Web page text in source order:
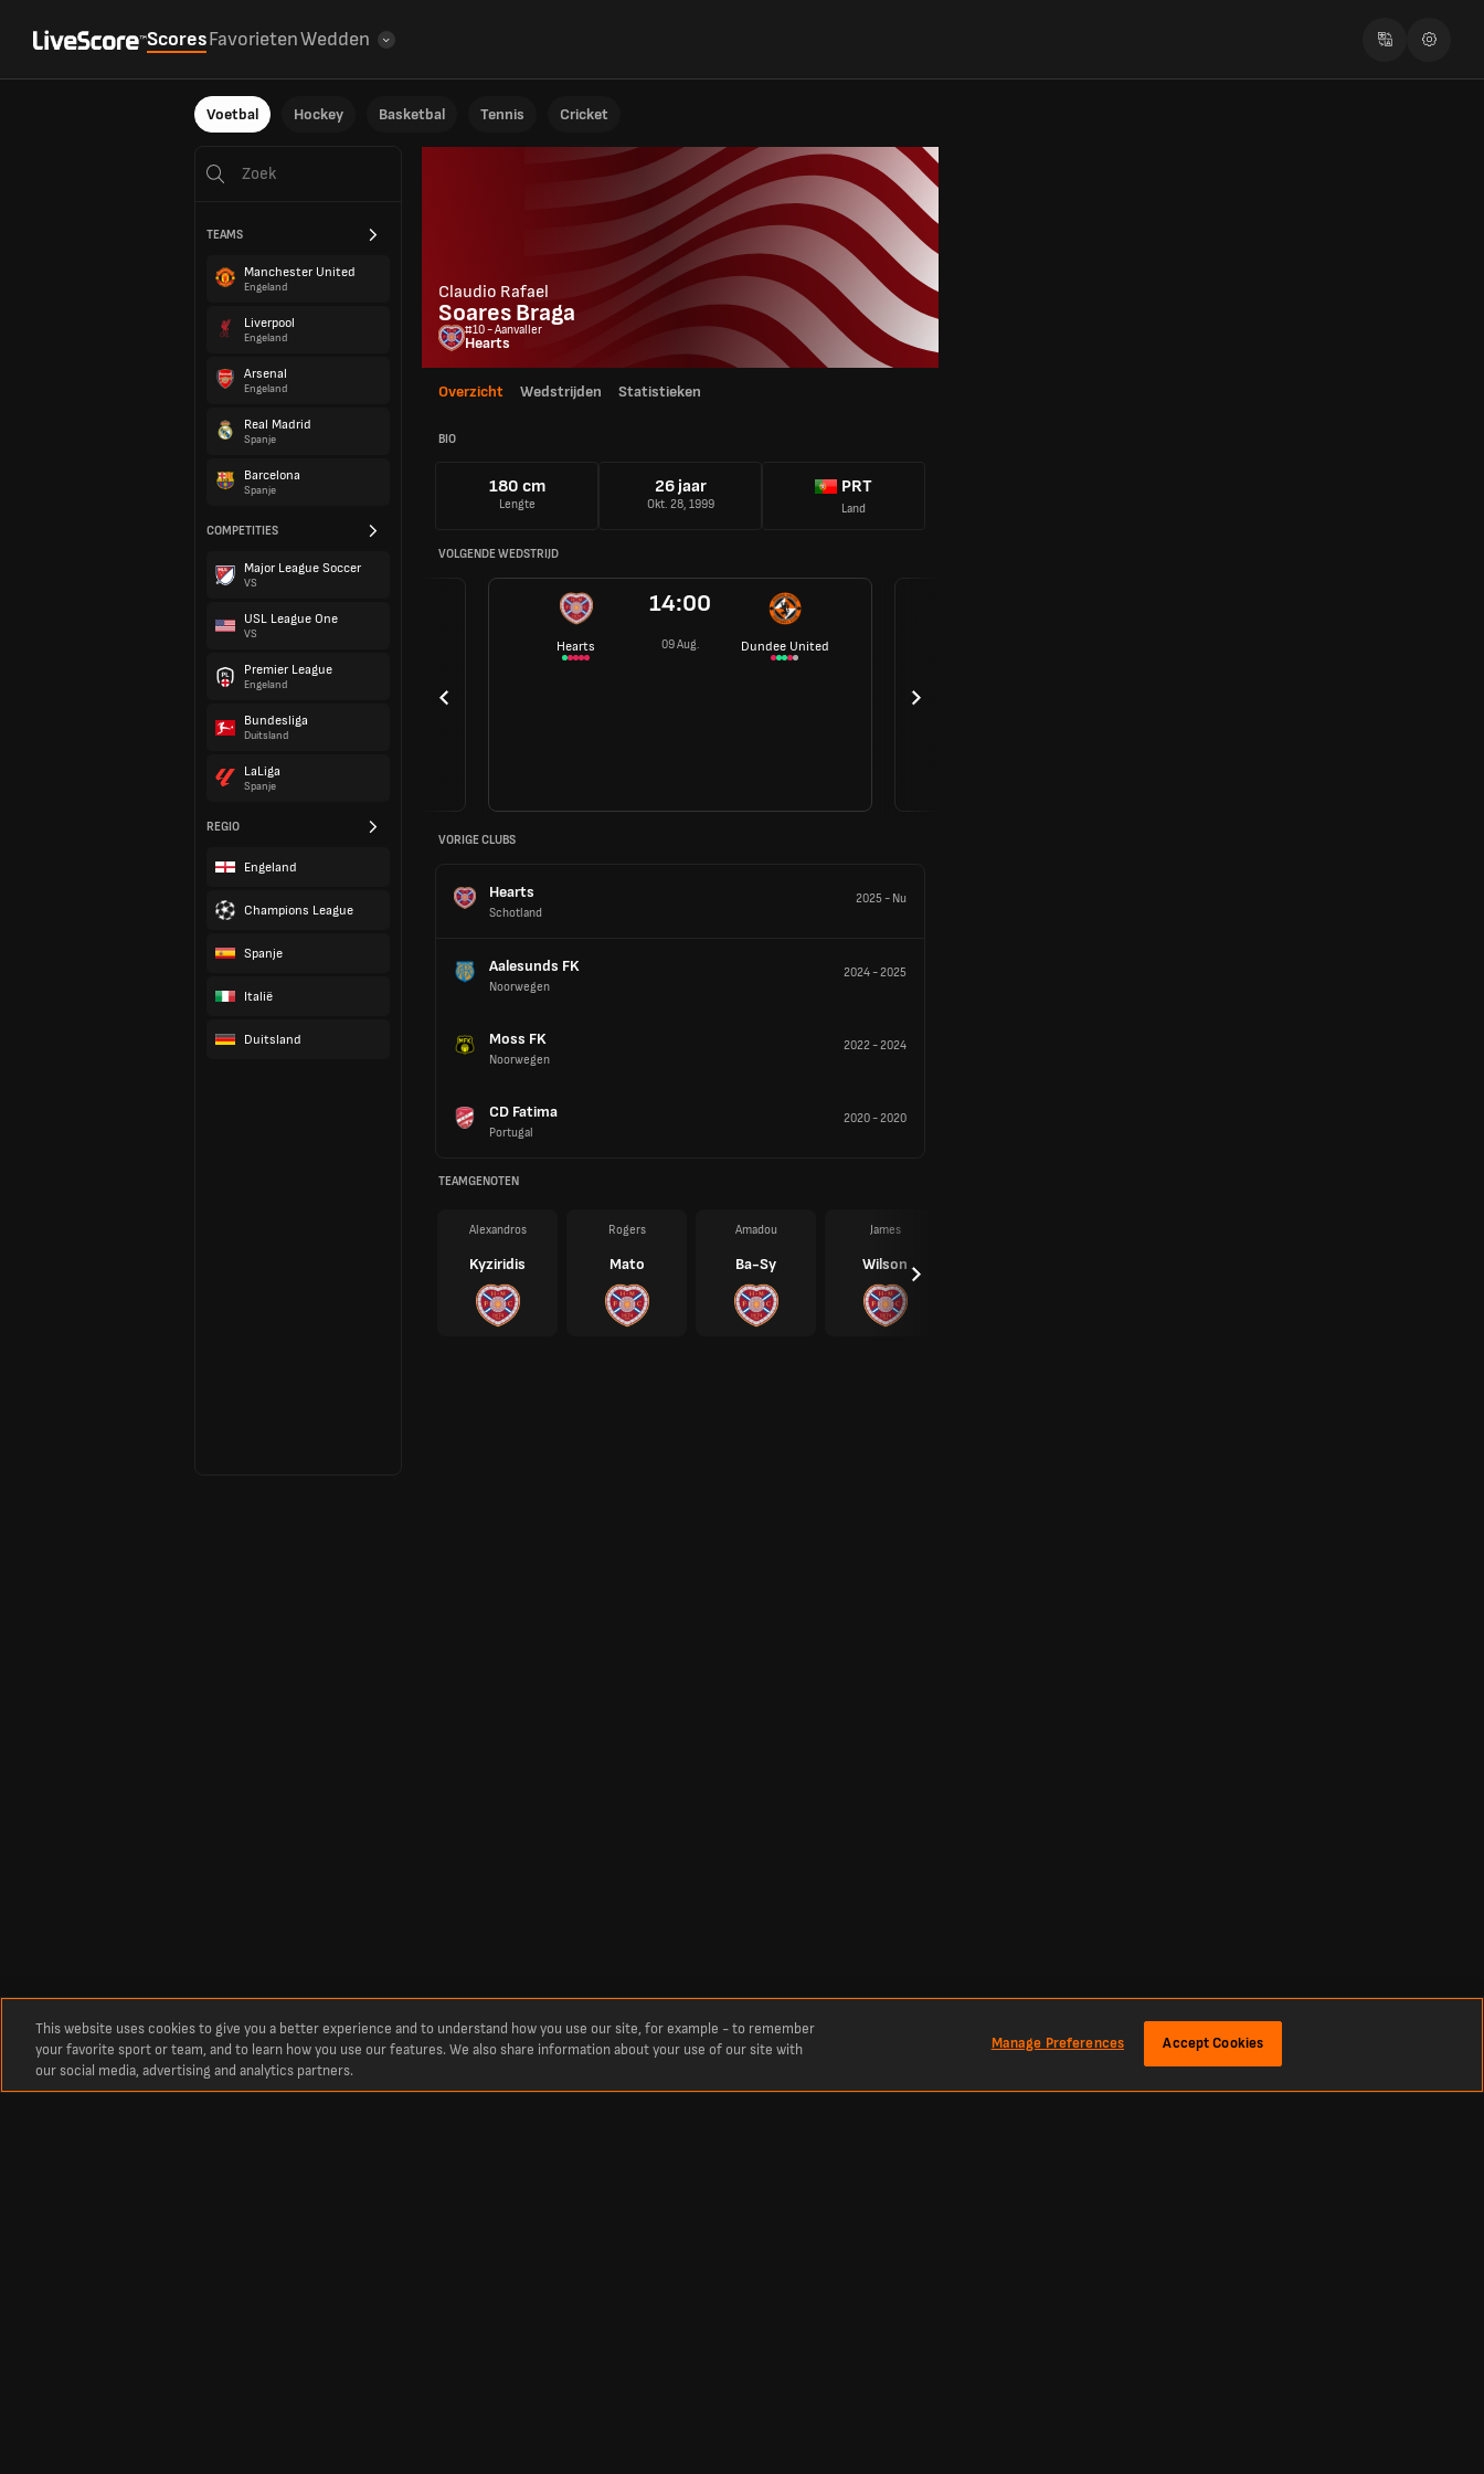
ScoresFavorietenWedden
Voetbal Hockey Basketbal Tennis Cricket
TEAMS
Manchester United
Engeland
Liverpool
Engeland
Arsenal
Engeland
Real Madrid
Spanje
Barcelona
Spanje
COMPETITIES
Major League Soccer
VS
USL League One
VS
Premier League
Engeland
Bundesliga
Duitsland
LaLiga
Spanje
REGIO
Engeland
Champions League
Spanje
Italië
Duitsland
Claudio Rafael
Soares Braga
#10 - Aanvaller
Hearts
Overzicht Wedstrijden Statistieken
BIO
180 cm
Lengte
26 jaar
Okt. 28, 1999
PRT
Land
VOLGENDE WEDSTRIJD
Hearts
14:00
09 Aug. Dundee United
VORIGE CLUBS
Hearts
Schotland
2025 - Nu
Aalesunds FK
Noorwegen
2024-2025
Moss FK
Noorwegen
2022-2024
CD Fatima
Portugal
2020-2020
TEAMGENOTEN
Alexandros
Kyziridis
Rogers
Mato
Amadou
Ba-Sy
James
Wilson
This website uses cookies to give you a better experience and to understand how you use our site, for example - to remember
your favorite sport or team, and to learn how you use our features. We also share information about your use of our site with
our social media, advertising and analytics partners.
Manage Preferences Accept Cookies